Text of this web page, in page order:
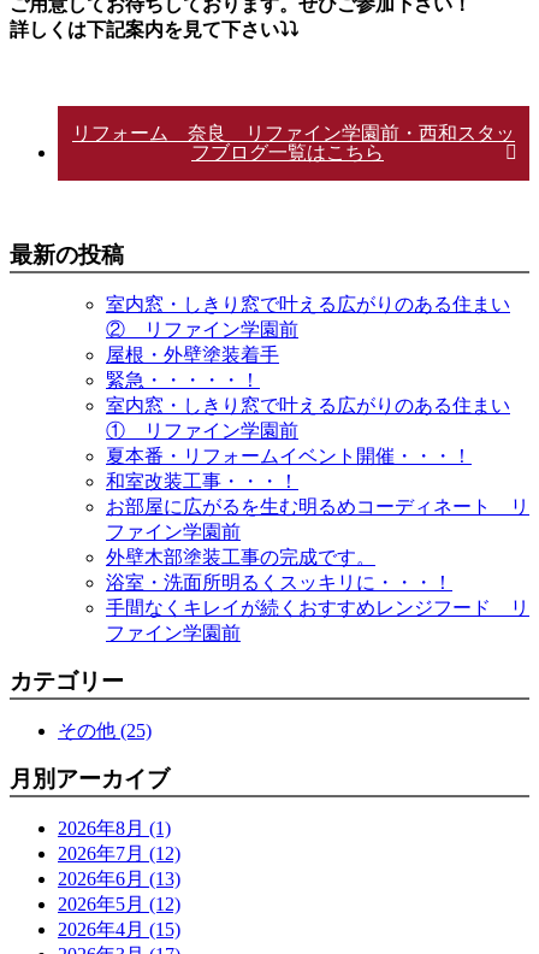
ご用意してお待ちしております。ぜひご参加下さい！
詳しくは下記案内を見て下さい⤵⤵
リフォーム 奈良 リファイン学園前・西和スタッ
フブログ一覧はこちら
最新の投稿
室内窓・しきり窓で叶える広がりのある住まい
② リファイン学園前
屋根・外壁塗装着手
緊急・・・・・！
室内窓・しきり窓で叶える広がりのある住まい
① リファイン学園前
夏本番・リフォームイベント開催・・・！
和室改装工事・・・！
お部屋に広がるを生む明るめコーディネート リ
ファイン学園前
外壁木部塗装工事の完成です。
浴室・洗面所明るくスッキリに・・・！
手間なくキレイが続くおすすめレンジフード リ
ファイン学園前
カテゴリー
その他 (25)
月別アーカイブ
2026年8月 (1)
2026年7月 (12)
2026年6月 (13)
2026年5月 (12)
2026年4月 (15)